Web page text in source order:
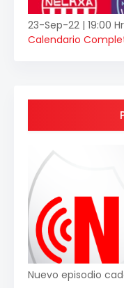
23-Sep-22 | 19:00
Calendario
Nuevo episodio